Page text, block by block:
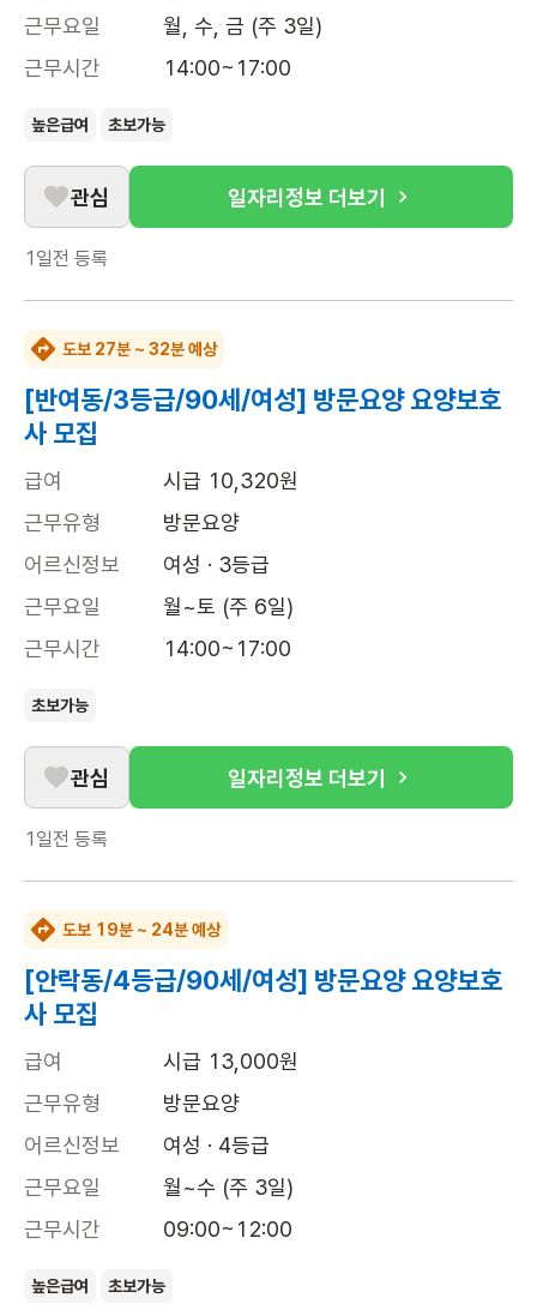
근무요일
월, 수, 금 (주 3일)
근무시간
14:00~17:00
높은급여 초보가능
관심 일자리정보 더보기
1일전 등록
도보 27분 ~ 32분 예상
[반여동/3등급/90세/여성] 방문요양 요양보호
사 모집
급여
시급 10,320원
근무유형
방문요양
어르신정보
여성 · 3등급
근무요일
월~토 (주 6일)
근무시간
14:00~17:00
초보가능
관심 일자리정보 더보기
1일전 등록
도보 19분 ~ 24분 예상
[안락동/4등급/90세/여성] 방문요양 요양보호
사 모집
급여
시급 13,000원
근무유형
방문요양
어르신정보
여성 · 4등급
근무요일
월~수 (주 3일)
근무시간
09:00~12:00
높은급여 초보가능